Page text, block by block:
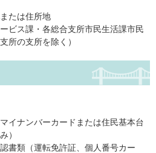
たは住所地
ビス課・各総合支所市民生活課市民
所の支所を除く）
イナンバーカードまたは住民基本台
）
書類（運転免許証、個人番号カー